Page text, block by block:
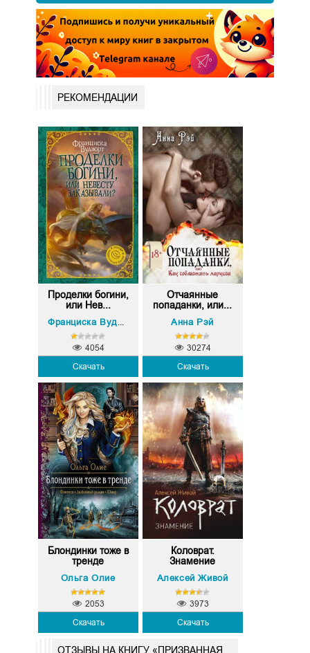
РЕКОМЕНДАЦИИ
Проделки богини,
или Нев...
Франциска Вудворт
Скачать
4054
Отчаянные
попаданки, или...
Анна Рэй
Скачать
30274
Блондинки тоже в
тренде
Ольга Олие
Скачать
2053
Коловрат.
Знамение
Алексей Живой
Скачать
3973
ОТЗЫВЫ НА КНИГУ «ПРИЗВАННАЯ